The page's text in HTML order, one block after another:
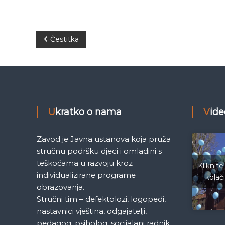
N
a
i
g
a
c
i
Čestitka
Ukratko o nama
Zavod je Javna ustanova koja pruža
stručnu podršku djeci i omladini s
teškoćama u razvoju kroz
individualizirane programe
obrazovanja.
Stručni tim – defektolozi, logopedi,
nastavnici vještina, odgajatelji,